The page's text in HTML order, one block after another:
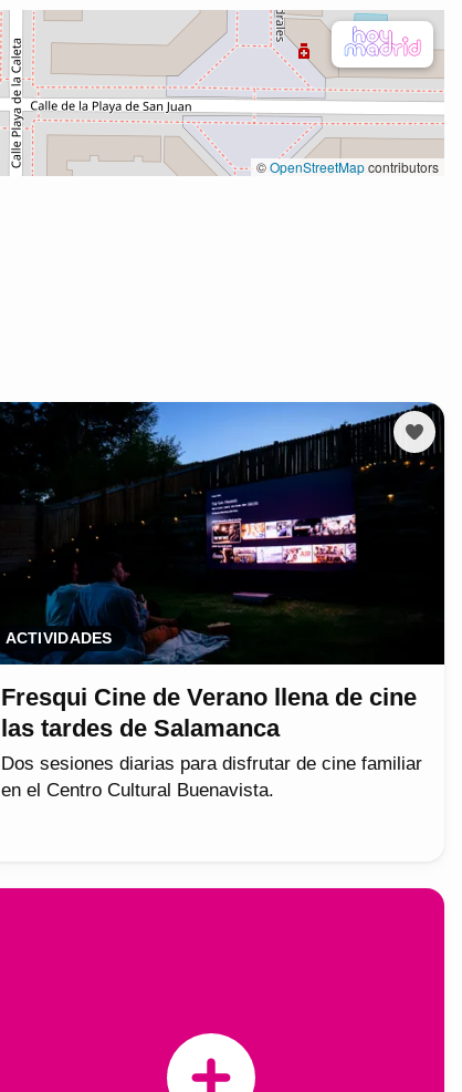
ACTIVIDADES
Fresqui Cine de Verano llena de cine
las tardes de Salamanca
Dos sesiones diarias para disfrutar de cine familiar
en el Centro Cultural Buenavista.